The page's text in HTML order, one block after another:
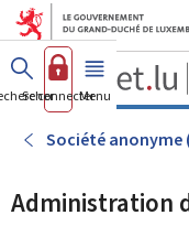
Aller
Se connecterMenu principal
Société anonyme
Administration